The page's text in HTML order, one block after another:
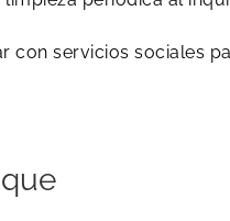
con servicios sociales